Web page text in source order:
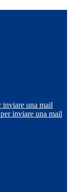
inviare una mail
inviare una mail